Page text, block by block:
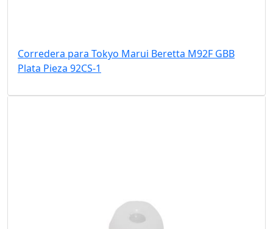
Corredera para Tokyo Marui Beretta M92F GBB
Plata Pieza 92CS-1